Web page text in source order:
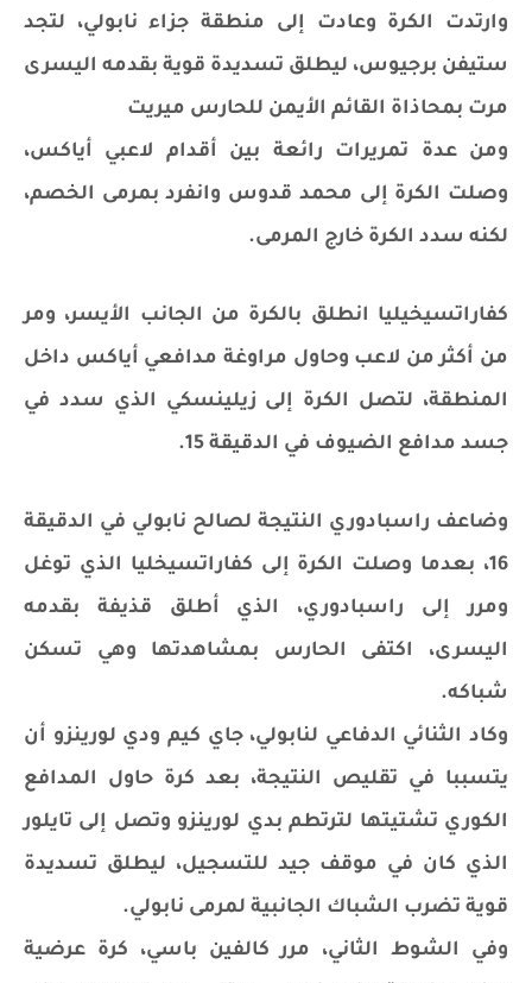
وارتدت الكرة وعادت إلى منطقة جزاء نابولي، لتجد
ستيفن برجيوس، ليطلق تسديدة قوية بقدمه اليسرى
مرت بمحاذاة القائم الأيمن للحارس ميريت
ومن عدة تمريرات رائعة بين أقدام لاعبي أياكس،
وصلت الكرة إلى محمد قدوس وانفرد بمرمى الخصم،
لكنه سدد الكرة خارج المرمى.
كفاراتسيخيليا انطلق بالكرة من الجانب الأيسر، ومر
من أكثر من لاعب وحاول مراوغة مدافعي أياكس داخل
المنطقة، لتصل الكرة إلى زيلينسكي الذي سدد في
جسد مدافع الضيوف في الدقيقة 15.
وضاعف راسبادوري النتيجة لصالح نابولي في الدقيقة
16، بعدما وصلت الكرة إلى كفاراتسيخليا الذي توغل
ومرر إلى راسبادوري، الذي أطلق قذيفة بقدمه
اليسرى، اكتفى الحارس بمشاهدتها وهي تسكن
شباكه.
وكاد الثنائي الدفاعي لنابولي، جاي كيم ودي لورينزو أن
يتسببا في تقليص النتيجة، بعد كرة حاول المدافع
الكوري تشتيتها لترتطم بدي لورينزو وتصل إلى تايلور
الذي كان في موقف جيد للتسجيل، ليطلق تسديدة
قوية تضرب الشباك الجانبية لمرمى نابولي.
وفي الشوط الثاني، مرر كالفين باسي، كرة عرضية